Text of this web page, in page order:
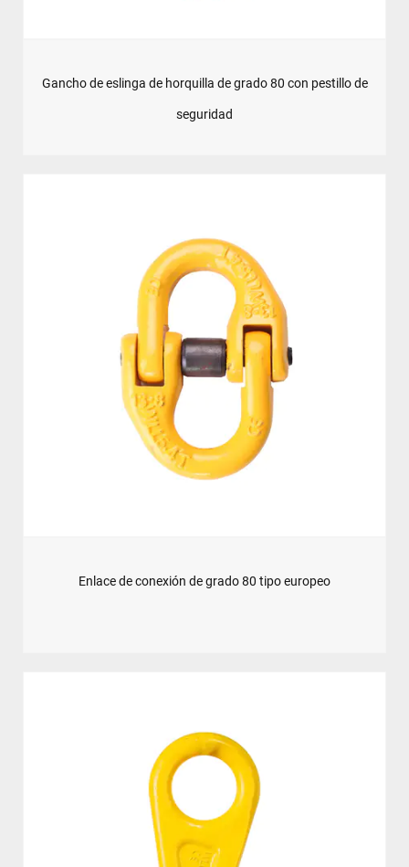
Gancho de eslinga de horquilla de grado 80 con pestillo de
seguridad
Enlace de conexión de grado 80 tipo europeo